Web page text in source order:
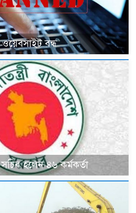
বন্ধ
হলেন ৪৬ কর্মকর্তা